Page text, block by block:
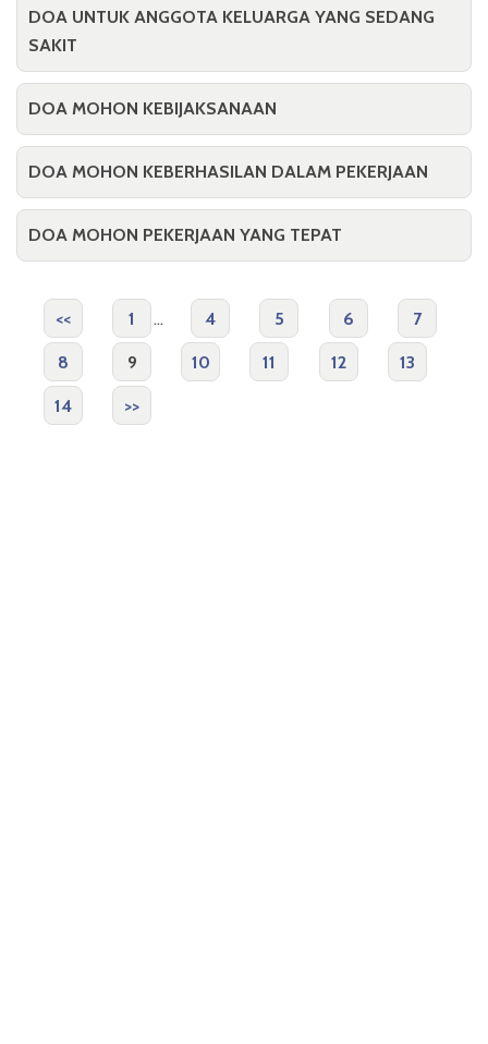
DOA UNTUK ANGGOTA KELUARGA YANG SEDANG
SAKIT
DOA MOHON KEBIJAKSANAAN
DOA MOHON KEBERHASILAN DALAM PEKERJAAN
DOA MOHON PEKERJAAN YANG TEPAT
<< 1 ... 4 5 6 7
8 9 10 11 12 13
14 >>